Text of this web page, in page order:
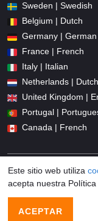
Sweden | Swedish
Belgium | Dutch
Germany | German
France | French
Italy | Italian
Netherlands | Dutch
United Kingdom |
Portugal |
Canada | French
© 2026 Promocodius.es
Este sitio web utiliza
acepta nuestra
ACEPTAR